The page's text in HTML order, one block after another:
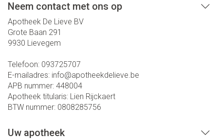
Neem contact met ons op
Apotheek De Lieve BV
Grote Baan 291
9930 Lievegem
Telefoon: 093725707
E-mailadres: info@apotheekdelieve.be
APB nummer: 448004
Apotheek titularis: Lien Rijckaert
BTW nummer: 0808285756
Uw apotheek